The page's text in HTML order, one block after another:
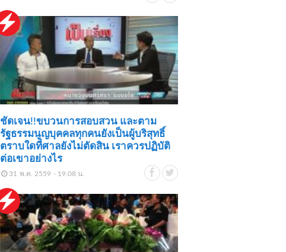
ชัดเจน!!ขบวนการสอบสวน และตาม
รัฐธรรมนูญบุคคลทุกคนยังเป็นผู้บริสุทธิ์
ตราบใดที่ศาลยังไม่ตัดสิน เราควรปฏิบัติ
ต่อเขาอย่างไร
31 พ.ค. 2559 - 19.08 น.